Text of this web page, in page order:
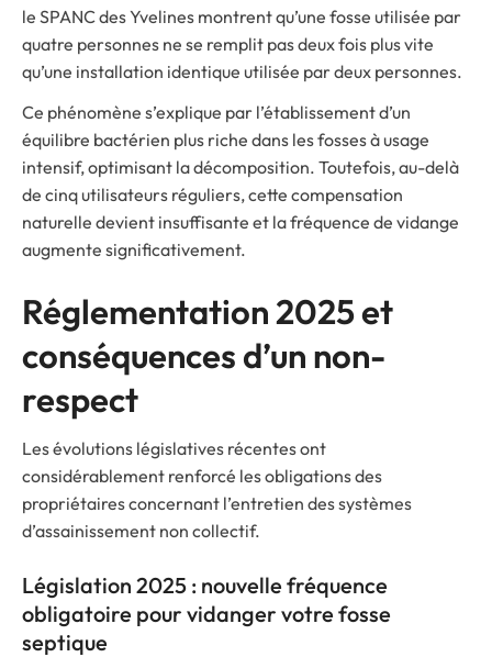
le SPANC des Yvelines montrent qu’une fosse utilisée par
quatre personnes ne se remplit pas deux fois plus vite
qu’une installation identique utilisée par deux personnes.
Ce phénomène s’explique par l’établissement d’un
équilibre bactérien plus riche dans les fosses à usage
intensif, optimisant la décomposition. Toutefois, au-delà
de cinq utilisateurs réguliers, cette compensation
naturelle devient insuffisante et la fréquence de vidange
augmente significativement.
Réglementation 2025 et
conséquences d’un non-
respect
Les évolutions législatives récentes ont
considérablement renforcé les obligations des
propriétaires concernant l’entretien des systèmes
d’assainissement non collectif.
Législation 2025 : nouvelle fréquence
obligatoire pour vidanger votre fosse
septique